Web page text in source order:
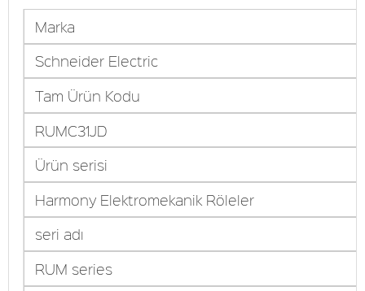
Marka
Schneider Electric
Tam Ürün Kodu
RUMC31JD
Ürün serisi
Harmony Elektromekanik Röleler
seri adı
RUM series